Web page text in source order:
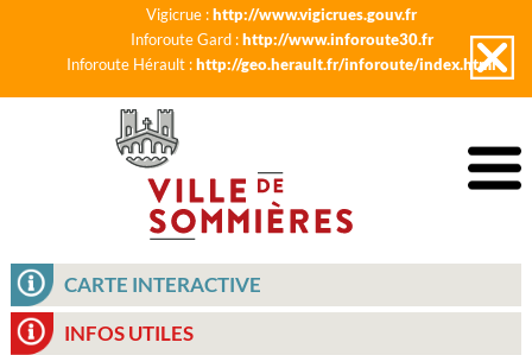
Vigicrue :http://www.vigicrues.gouv.fr
Inforoute Gard :http://www.inforoute30.fr
Inforoute Hérault :http://geo.herault.fr/inforoute/index.html
CARTE INTERACTIVE
INFOS UTILES